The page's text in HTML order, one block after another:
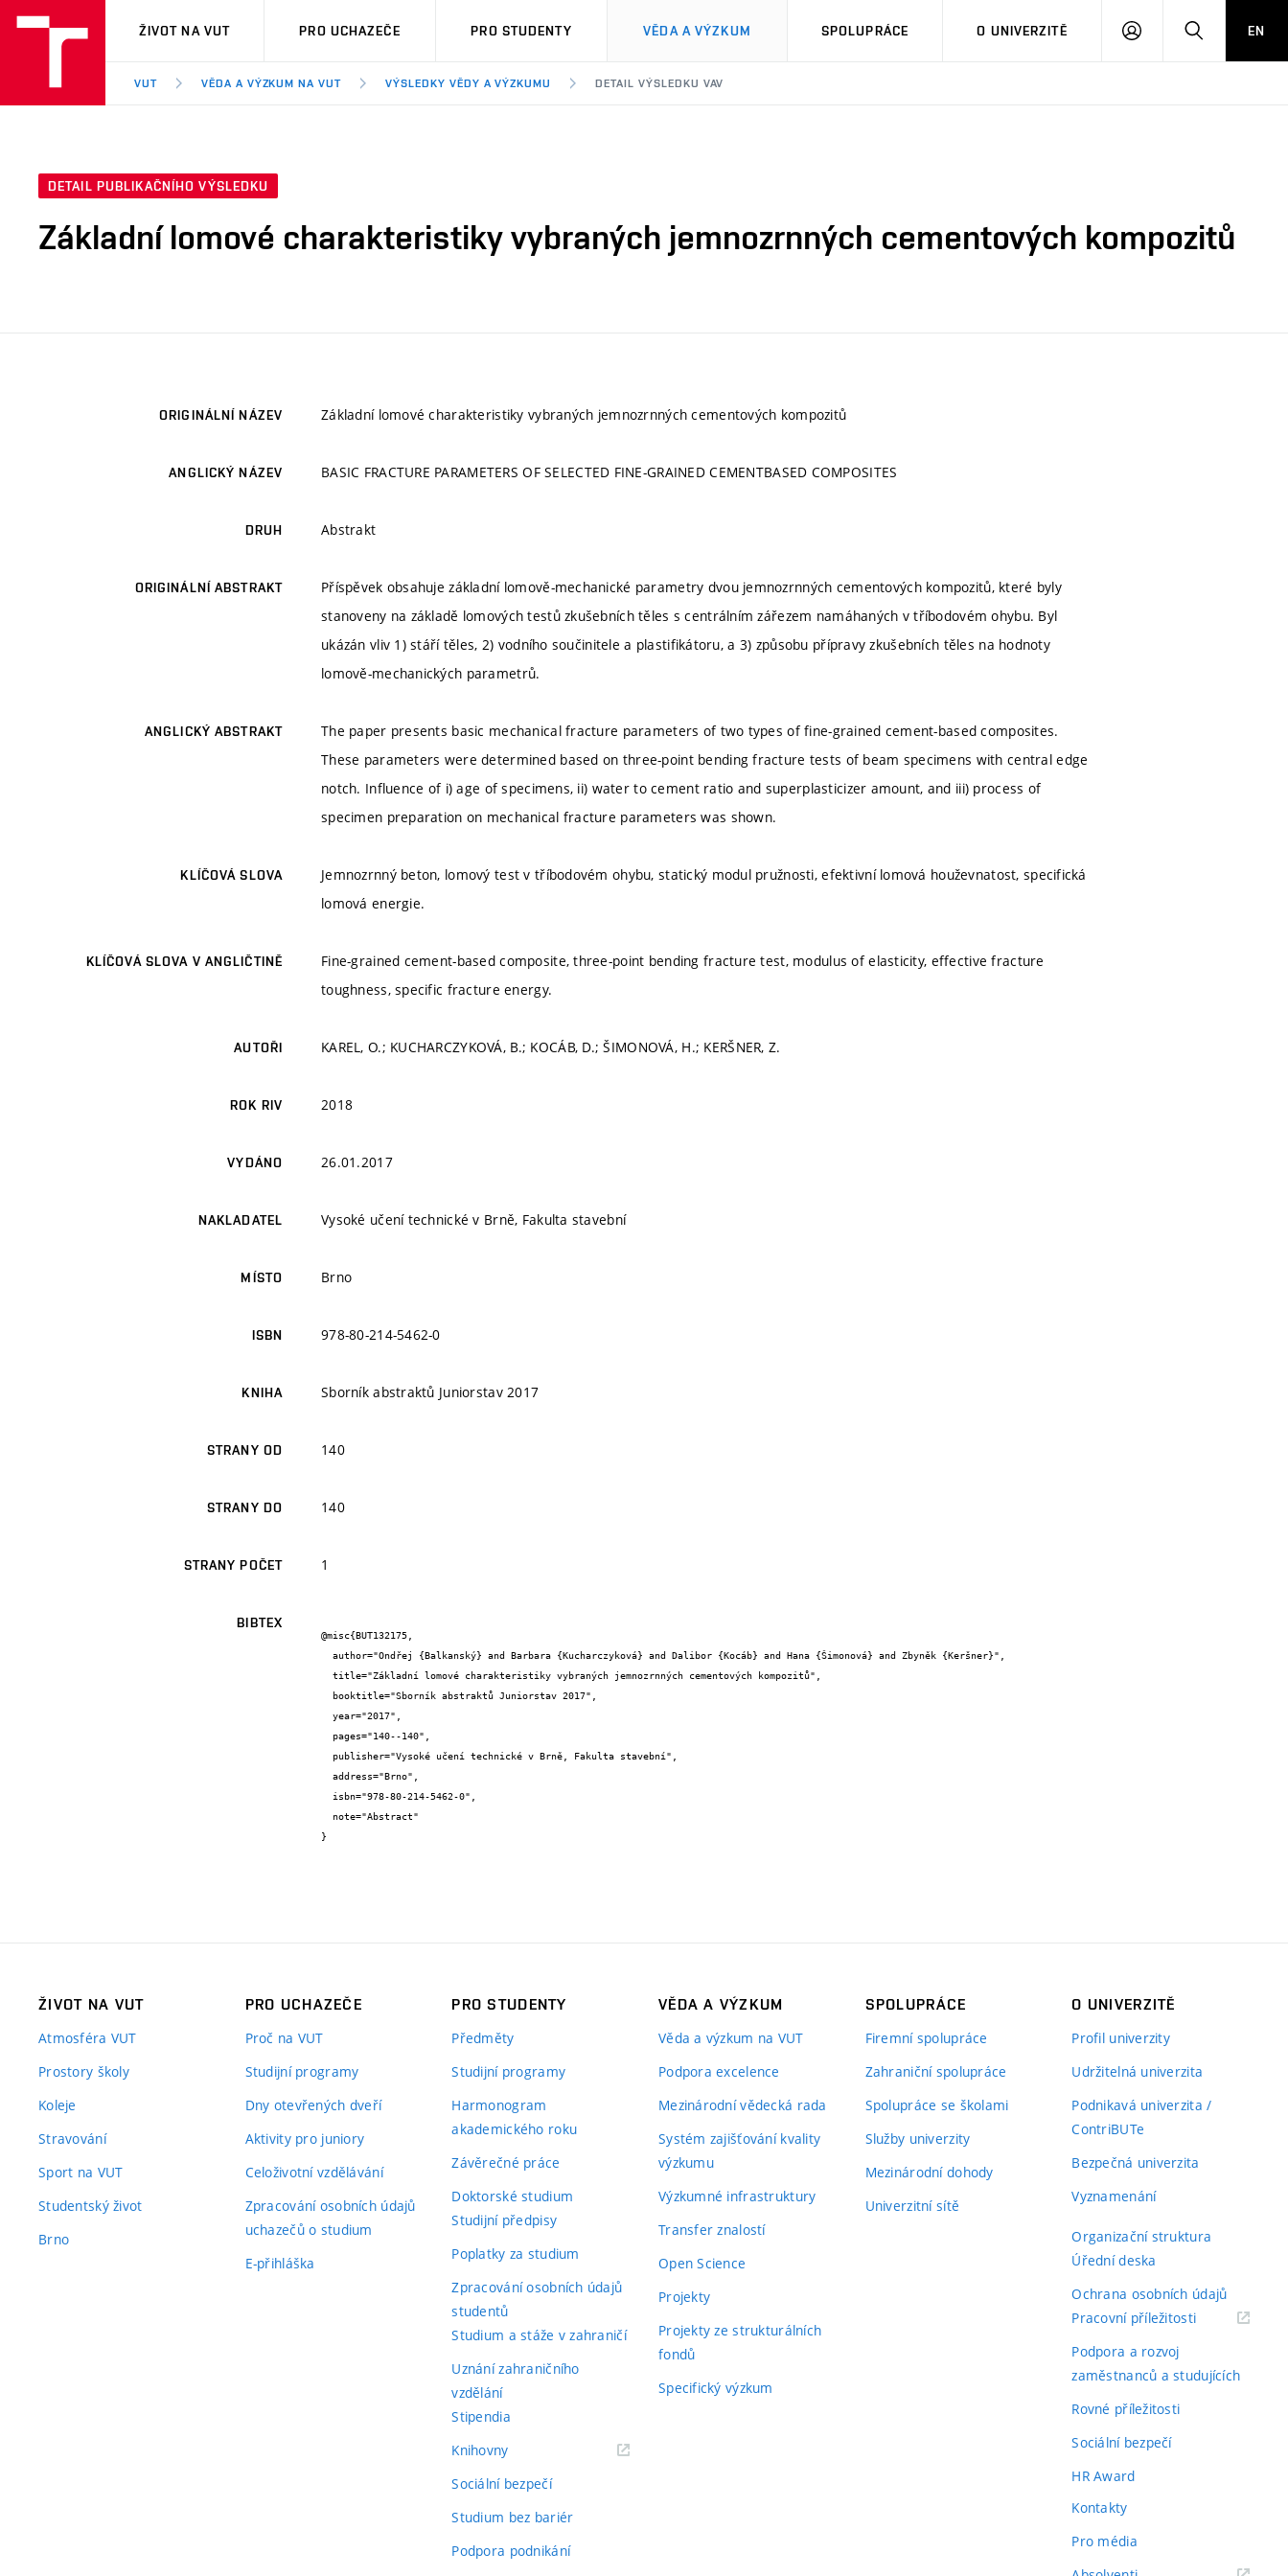
VUT
ŽIVOT NA VUT PRO UCHAZEČE PRO STUDENTY VĚDA A VÝZKUM SPOLUPRÁCE O UNIVERZITĚ
PŘIHLÁSIT HLEDATEN
VUT VĚDA A VÝZKUM NA VUT VÝSLEDKY VĚDY A VÝZKUMU DETAIL VÝSLEDKU VAV
DETAIL PUBLIKAČNÍHO VÝSLEDKU
Základní lomové charakteristiky vybraných jemnozrnných cementových kompozitů
ORIGINÁLNÍ NÁZEV Základní lomové charakteristiky vybraných jemnozrnných cementových kompozitů
ANGLICKÝ NÁZEV BASIC FRACTURE PARAMETERS OF SELECTED FINE-GRAINED CEMENTBASED COMPOSITES
DRUH Abstrakt
ORIGINÁLNÍ ABSTRAKT
Příspěvek obsahuje základní lomově-mechanické parametry dvou jemnozrnných cementových kompozitů, které byly
stanoveny na základě lomových testů zkušebních těles s centrálním zářezem namáhaných v tříbodovém ohybu. Byl
ukázán vliv 1) stáří těles, 2) vodního součinitele a plastifikátoru, a 3) způsobu přípravy zkušebních těles na hodnoty
lomově-mechanických parametrů.
ANGLICKÝ ABSTRAKT
The paper presents basic mechanical fracture parameters of two types of fine-grained cement-based composites.
These parameters were determined based on three-point bending fracture tests of beam specimens with central edge
notch. Influence of i) age of specimens, ii) water to cement ratio and superplasticizer amount, and iii) process of
specimen preparation on mechanical fracture parameters was shown.
KLÍČOVÁ SLOVA
Jemnozrnný beton, lomový test v tříbodovém ohybu, statický modul pružnosti, efektivní lomová houževnatost, specifická
lomová energie.
KLÍČOVÁ SLOVA V ANGLIČTINĚ
Fine-grained cement-based composite, three-point bending fracture test, modulus of elasticity, effective fracture
toughness, specific fracture energy.
AUTOŘI KAREL, O.; KUCHARCZYKOVÁ, B.; KOCÁB, D.; ŠIMONOVÁ, H.; KERŠNER, Z.
ROK RIV 2018
VYDÁNO 26.01.2017
NAKLADATEL Vysoké učení technické v Brně, Fakulta stavební
MÍSTO Brno
ISBN 978-80-214-5462-0
KNIHA Sborník abstraktů Juniorstav 2017
STRANY OD 140
STRANY DO 140
STRANY POČET 1
BIBTEX
@misc{BUT132175,
}
ŽIVOT NA VUT
Atmosféra VUT
Prostory školy
Koleje
Stravování
Sport na VUT
Studentský život
Brno
PRO UCHAZEČE
Proč na VUT
Studijní programy
Dny otevřených dveří
Aktivity pro juniory
Celoživotní vzdělávání
Zpracování osobních údajů
uchazečů o studium
E-přihláška
PRO STUDENTY
Předměty
Studijní programy
Harmonogram
akademického roku
Závěrečné práce
Doktorské studium
Studijní předpisy
Poplatky za studium
Zpracování osobních údajů
studentů
Studium a stáže v zahraničí
Uznání zahraničního
vzdělání
Stipendia
Knihovny(externí
Sociální bezpečí
Studium bez bariér
Podpora podnikání
VĚDA A VÝZKUM
Věda a výzkum na VUT
Podpora excelence
Mezinárodní vědecká rada
Systém zajišťování kvality
výzkumu
Výzkumné infrastruktury
Transfer znalostí
Open Science
Projekty
Projekty ze strukturálních
fondů
Specifický výzkum
SPOLUPRÁCE
Firemní spolupráce
Zahraniční spolupráce
Spolupráce se školami
Služby univerzity
Mezinárodní dohody
Univerzitní sítě
O UNIVERZITĚ
Profil univerzity
Udržitelná univerzita
Podnikavá univerzita /
ContriBUTe
Bezpečná univerzita
Vyznamenání
Organizační struktura
Úřední deska
Ochrana osobních údajů
Pracovní příležitosti(externí
Podpora a rozvoj
zaměstnanců a studujících
Rovné příležitosti
Sociální bezpečí
HR Award
Kontakty
Pro média